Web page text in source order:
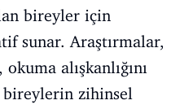
bireyler için
sunar. Araştırmalar,
alışkanlığını
bireylerin zihinsel